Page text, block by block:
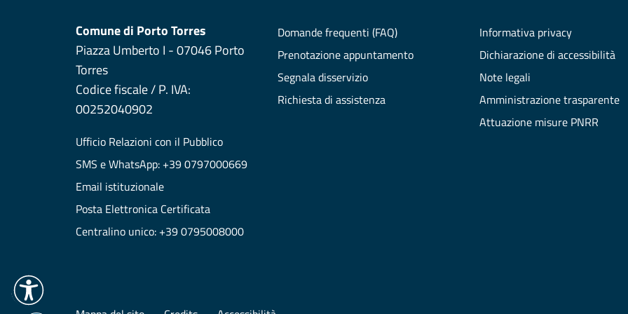
Comune di Porto Torres
Piazza Umberto I - 07046 Porto
Torres
Codice fiscale / P. IVA:
00252040902
Ufficio Relazioni con il Pubblico
SMS e WhatsApp: +39 0797000669
Email istituzionale
Posta Elettronica Certificata
Centralino unico: +39 0795008000
Domande frequenti (FAQ)
Prenotazione appuntamento
Segnala disservizio
Richiesta di assistenza
Informativa privacy
Dichiarazione di accessibilità
Note legali
Amministrazione trasparente
Attuazione misure PNRR